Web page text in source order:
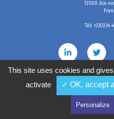
13100 Aix-
Tél: +33(0)4
Mentions légales Conditions générales de vente
2020© COSMED, tous droits
This site uses cookies and
activate
✓ OK, accept
Personalize